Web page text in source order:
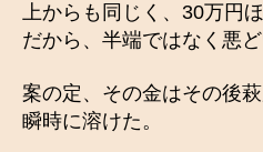
上からも同じく、30万円
だから、半端ではなく悪ど
案の定、その金はその後
瞬時に溶けた。